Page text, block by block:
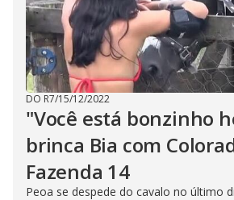
DO R7/15/12/2022
"Você está bonzinho
brinca Bia com
Fazenda 14
Peoa se despede do cavalo no último